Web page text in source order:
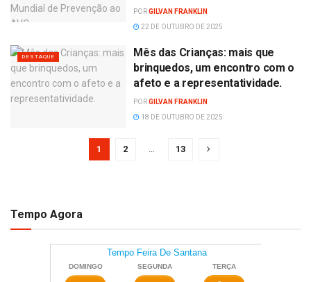
PORGILVAN FRANKLIN
22 DE OUTUBRO DE 2025
DESTAQUE
Mês das Crianças: mais que
brinquedos, um encontro com o
afeto e a representatividade.
PORGILVAN FRANKLIN
18 DE OUTUBRO DE 2025
1 2 … 13
Tempo Agora